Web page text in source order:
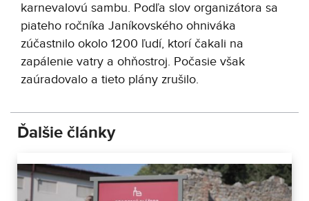
karnevalovú sambu. Podľa slov organizátora sa
piateho ročníka Janíkovského ohniváka
zúčastnilo okolo 1200 ľudí, ktorí čakali na
zapálenie vatry a ohňostroj. Počasie však
zaúradovalo a tieto plány zrušilo.
Ďalšie články